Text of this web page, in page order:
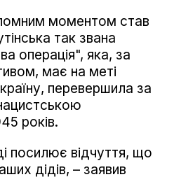
моментом став
так звана
операція", яка, за
має на меті
перевершила за
років.
посилює відчуття, що
дідів, – заявив